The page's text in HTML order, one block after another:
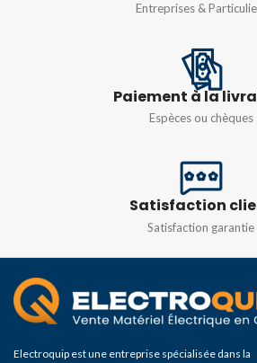
Entreprises &
Paiement à la
Espèces ou chèques
Satisfaction
Satisfaction garantie
Electroquip est une entreprise spécialisée dans la